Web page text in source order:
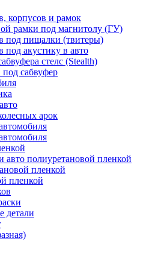
корпусов и рамок
рамки под магнитолу (ГУ)
под пищалки (твитеры)
под акустику в авто
стелс (Stealth)
под сабвуфер
арок
авто полиуретановой пленкой
пленкой
пленкой
детали